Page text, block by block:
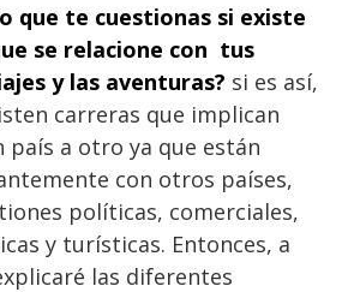
que te cuestionas si existe
se relacione con tus
y las aventuras? si es así,
carreras que implican
país a otro ya que están
con otros países,
políticas, comerciales,
y turísticas. Entonces, a
las diferentes